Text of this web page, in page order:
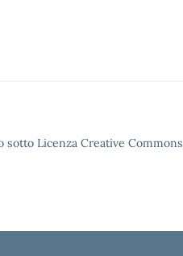
Licenza Creative